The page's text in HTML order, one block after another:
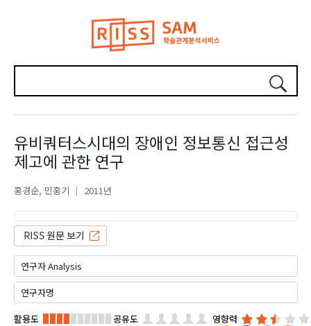
유비쿼터스시대의 장애인 정보통신 접근성
제고에 관한 연구
홍경순 민홍기 2011년
활용도 공유도 영향력